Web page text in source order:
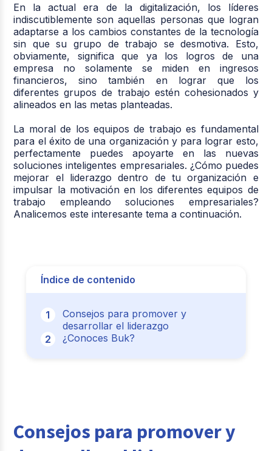
En la actual era de la digitalización, los líderes
indiscutiblemente son aquellas personas que logran
adaptarse a los cambios constantes de la tecnología
sin que su grupo de trabajo se desmotiva. Esto,
obviamente, significa que ya los logros de una
empresa no solamente se miden en ingresos
financieros, sino también en lograr que los
diferentes grupos de trabajo estén cohesionados y
alineados en las metas planteadas.
La moral de los equipos de trabajo es fundamental
para el éxito de una organización y para lograr esto,
perfectamente puedes apoyarte en las nuevas
soluciones inteligentes empresariales. ¿Cómo puedes
mejorar el liderazgo dentro de tu organización e
impulsar la motivación en los diferentes equipos de
trabajo empleando soluciones empresariales?
Analicemos este interesante tema a continuación.
Índice de contenido
Consejos para promover y
desarrollar el liderazgo
¿Conoces Buk?
Consejos para promover y